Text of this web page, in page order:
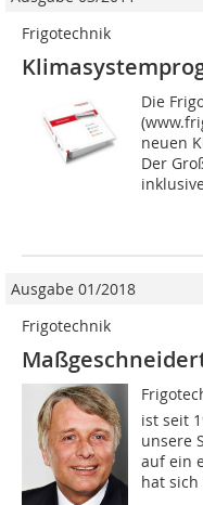
Frigotechnik
Die
neuen
Der
Ausgabe 01/2018
Frigotechnik
ist seit
unsere
auf ein
hat sich